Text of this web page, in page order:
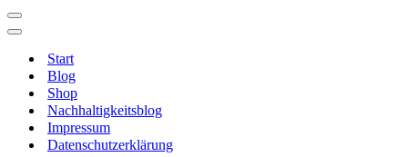
Navigationsmenü
Navigationsmenü
Start
Blog
Shop
Nachhaltigkeitsblog
Impressum
Datenschutzerklärung